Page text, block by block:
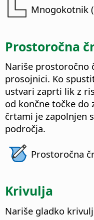
Mnogokotnik
Prostoročna
Nariše prostoročno
prosojnici. Ko
ustvari zaprti lik z
od končne točke do
črtami je zapolnjen
področja.
Prostoročna
Krivulja
Nariše gladko